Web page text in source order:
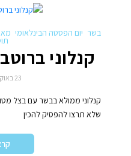
בשר יום הפסטה הבינלאומי
קנלוני
23 באוקטובר 2020
קנלוני ממולא בבשר עם בצל
שלא תרצו להפסיק להכין